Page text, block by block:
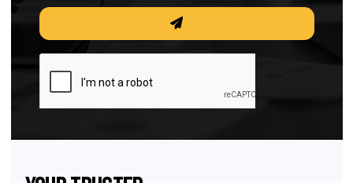
los financiamientos intercompañía?
intercompañía?